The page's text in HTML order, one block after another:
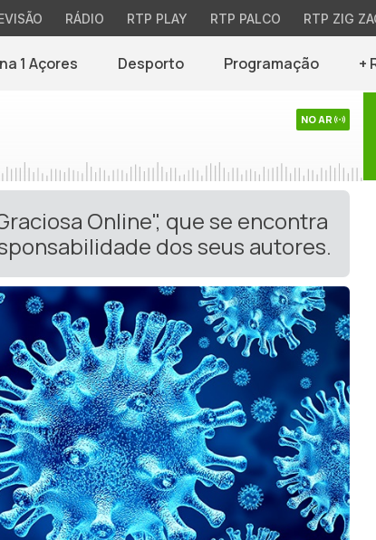
RÁDIO RTP PLAY RTP PALCO RTP ZIG
1 Açores Desporto Programação +
NO AR
Online", que se encontra
dos seus autores.